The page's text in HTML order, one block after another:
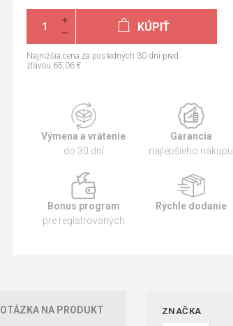
KÚPIŤ
Najnižšia cena za posledných 30 dní pred
zľavou:65,06 €
Výmena a vrátenie
do 30 dní
Garancia
najlepšieho nákupu
Bonus program
pre registrovaných
Rýchle dodanie
OTÁZKA NA PRODUKT ZNAČKA